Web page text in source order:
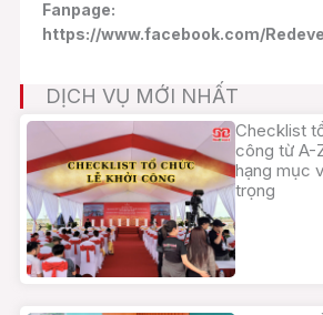
Fanpage:
https://www.facebook.com/
DỊCH VỤ MỚI NHẤT
Checklist
công từ A-
hạng mục
trọng